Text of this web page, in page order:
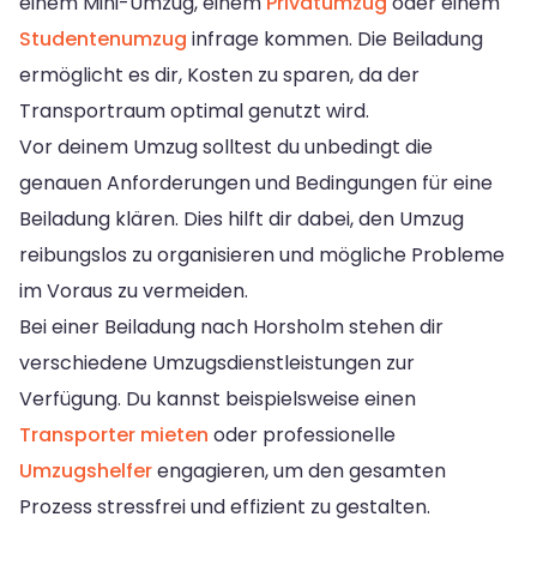
Studentenumzug infrage kommen. Die Beiladung
ermöglicht es dir, Kosten zu sparen, da der
Transportraum optimal genutzt wird.
Vor deinem Umzug solltest du unbedingt die
genauen Anforderungen und Bedingungen für eine
Beiladung klären. Dies hilft dir dabei, den Umzug
reibungslos zu organisieren und mögliche Probleme
im Voraus zu vermeiden.
Bei einer Beiladung nach Horsholm stehen dir
verschiedene Umzugsdienstleistungen zur
Verfügung. Du kannst beispielsweise einen
Transporter mieten oder professionelle
Umzugshelferengagieren, um den gesamten
Prozess stressfrei und effizient zu gestalten.